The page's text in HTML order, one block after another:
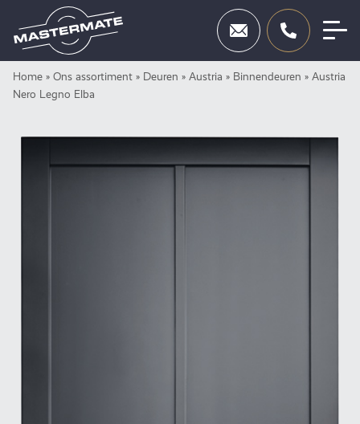
Skip
to
Deuren
Inbraakbeveiliging
Toegangscontrole
Home » Ons assortiment » Deuren » Austria » Binnendeuren » Austria
Nero Legno Elba